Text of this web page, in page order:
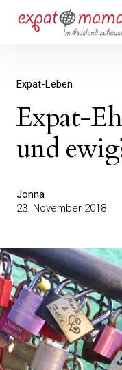
überspringen
Expatmamas
Expat-Leben
Expat-
und
Jonna
23. November 2018